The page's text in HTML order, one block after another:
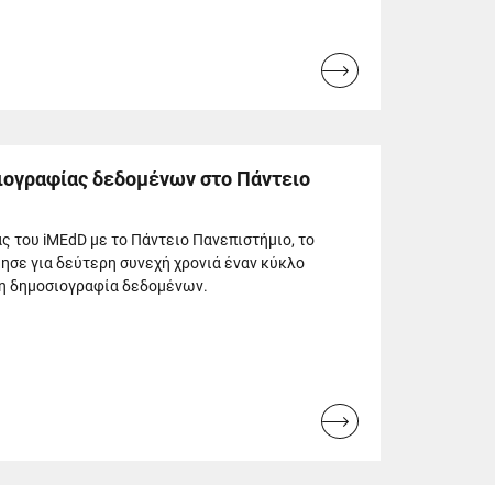
Read
δεδομένων στο Πάντειο
του iMEdD με το Πάντειο Πανεπιστήμιο, το
για δεύτερη συνεχή χρονιά έναν κύκλο
δημοσιογραφία δεδομένων.
Read